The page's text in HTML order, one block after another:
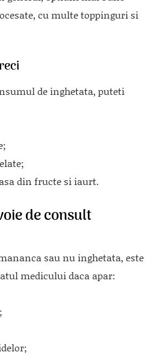
cu multe toppinguri si
de inghetata, puteti
din fructe si iaurt.
de consult
sau nu inghetata, este
medicului daca apar: